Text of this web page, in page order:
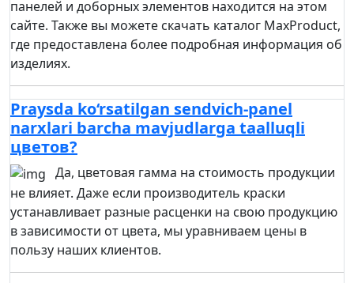
панелей и доборных элементов находится на этом
сайте. Также вы можете скачать каталог MaxProduct,
где предоставлена более подробная информация об
изделиях.
Praysda ko‘rsatilgan sendvich-panel
narxlari barcha mavjudlarga taalluqli
цветов?
Да, цветовая гамма на стоимость продукции
не влияет. Даже если производитель краски
устанавливает разные расценки на свою продукцию
в зависимости от цвета, мы уравниваем цены в
пользу наших клиентов.